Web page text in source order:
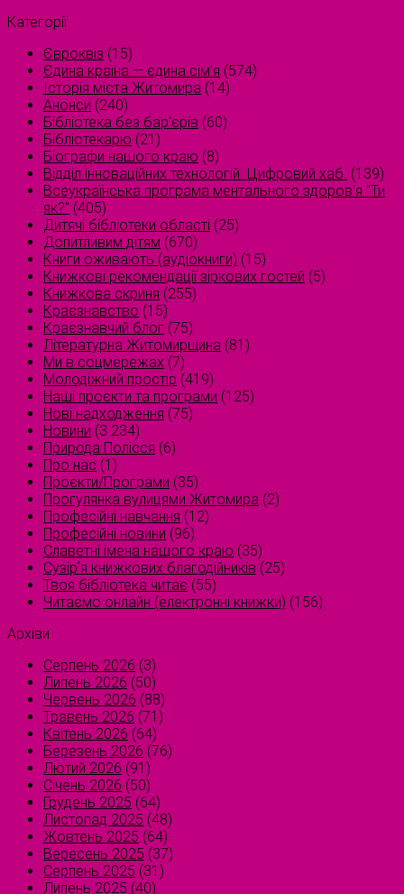
Категорії
Євроквіз (15)
Єдина країна — єдина сім’я (574)
Історія міста Житомира (14)
Анонси (240)
Бібліотека без бар'єрів (60)
Бібліотекарю (21)
Біографи нашого краю (8)
Відділ інноваційних технологій. Цифровий хаб. (139)
Всеукраїнська програма ментального здоров'я "Ти
як?" (405)
Дитячі бібліотеки області (25)
Допитливим дітям (670)
Книги оживають (аудіокниги) (15)
Книжкові рекомендації зіркових гостей (5)
Книжкова скриня (255)
Краєзнавство (15)
Краєзнавчий блог (75)
Літературна Житомирщина (81)
Ми в соцмережах (7)
Молодіжний простір (419)
Наші проєкти та програми (125)
Нові надходження (75)
Новини (3 234)
Природа Полісся (6)
Про нас (1)
Проєкти/Програми (35)
Прогулянка вулицями Житомира (2)
Професійні навчання (12)
Професійні новини (96)
Славетні імена нашого краю (35)
Сузірʼя книжкових благодійників (25)
Твоя бібліотека читає (55)
Читаємо онлайн (електронні книжки) (156)
Архіви
Серпень 2026 (3)
Липень 2026 (50)
Червень 2026 (88)
Травень 2026 (71)
Квітень 2026 (64)
Березень 2026 (76)
Лютий 2026 (91)
Січень 2026 (50)
Грудень 2025 (64)
Листопад 2025 (48)
Жовтень 2025 (64)
Вересень 2025 (37)
Серпень 2025 (31)
Липень 2025 (40)